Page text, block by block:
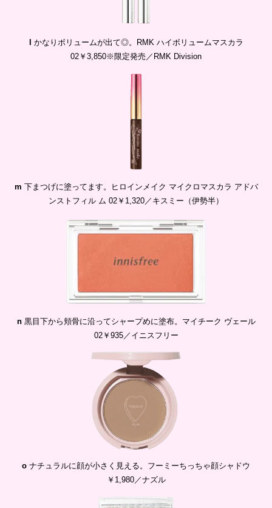
かなりボリュームが出て◎。RMK ハイボリュームマスカラ
02￥3,850※限定発売／RMK Division
m 下まつげに塗ってます。ヒロインメイク マイクロマスカラ アドバ
ンストフィル ム 02￥1,320／キスミー（伊勢半）
n黒目下から頬骨に沿ってシャープめに塗布。マイチーク ヴェール
02￥935／イニスフリー
o ナチュラルに顔が小さく見える。フーミーちっちゃ顔シャドウ
￥1,980／ナズル